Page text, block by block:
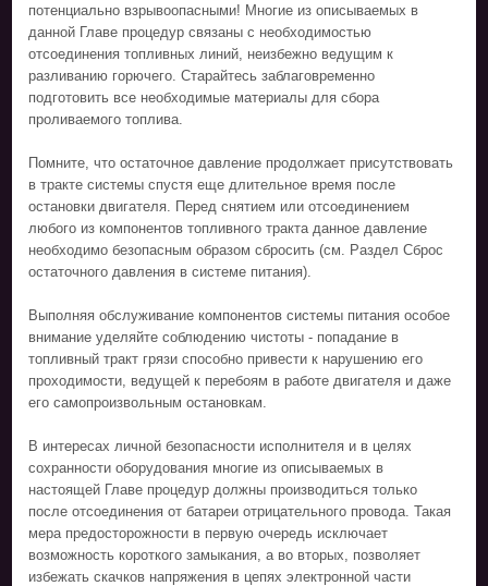
потенциально взрывоопасными! Многие из описываемых в
данной Главе процедур связаны с необходимостью
отсоединения топливных линий, неизбежно ведущим к
разливанию горючего. Старайтесь заблаговременно
подготовить все необходимые материалы для сбора
проливаемого топлива.
Помните, что остаточное давление продолжает присутствовать
в тракте системы спустя еще длительное время после
остановки двигателя. Перед снятием или отсоединением
любого из компонентов топливного тракта данное давление
необходимо безопасным образом сбросить (см. Раздел Сброс
остаточного давления в системе питания).
Выполняя обслуживание компонентов системы питания особое
внимание уделяйте соблюдению чистоты - попадание в
топливный тракт грязи способно привести к нарушению его
проходимости, ведущей к перебоям в работе двигателя и даже
его самопроизвольным остановкам.
В интересах личной безопасности исполнителя и в целях
сохранности оборудования многие из описываемых в
настоящей Главе процедур должны производиться только
после отсоединения от батареи отрицательного провода. Такая
мера предосторожности в первую очередь исключает
возможность короткого замыкания, а во вторых, позволяет
избежать скачков напряжения в цепях электронной части